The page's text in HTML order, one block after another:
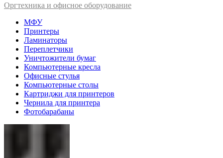
Оргтехника и офисное оборудование
МФУ
Принтеры
Ламинаторы
Переплетчики
Уничтожители бумаг
Компьютерные кресла
Офисные стулья
Компьютерные столы
Картриджи для принтеров
Чернила для принтера
Фотобарабаны